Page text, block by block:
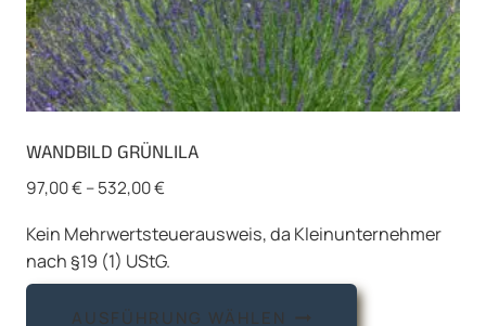
WANDBILD GRÜNLILA
97,00€–532,00€
Kein Mehrwertsteuerausweis, da Kleinunternehmer
nach §19 (1) UStG.
AUSFÜHRUNG WÄHLEN
Dieses